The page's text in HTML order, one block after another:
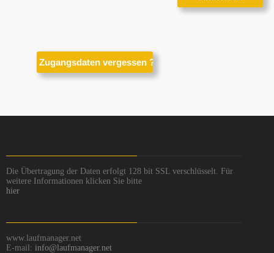
Die Übertragung der Daten erfolgt 128 bit SSL verschlüsselt. Für
weitere Informationen klicken Sie bitte
hier
www.laufmanager.net
E-mail: info@laufmanager.net